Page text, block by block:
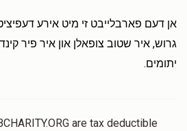
אן דעם פארבלייבט זי מיט אירע
גרוש, איר שטוב צופאלן און איר פיר
יתומים.
are tax deductible